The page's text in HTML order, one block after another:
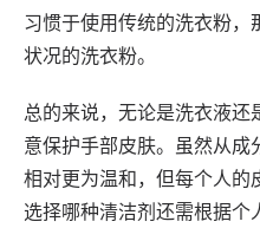
习惯于使用传统的洗衣粉
状况的洗衣粉。
总的来说，无论是洗衣液还
意保护手部皮肤。虽然从
相对更为温和，但每个人的
选择哪种清洁剂还需根据个